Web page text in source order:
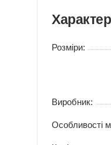
Розміри:
Виробник:
Особливості